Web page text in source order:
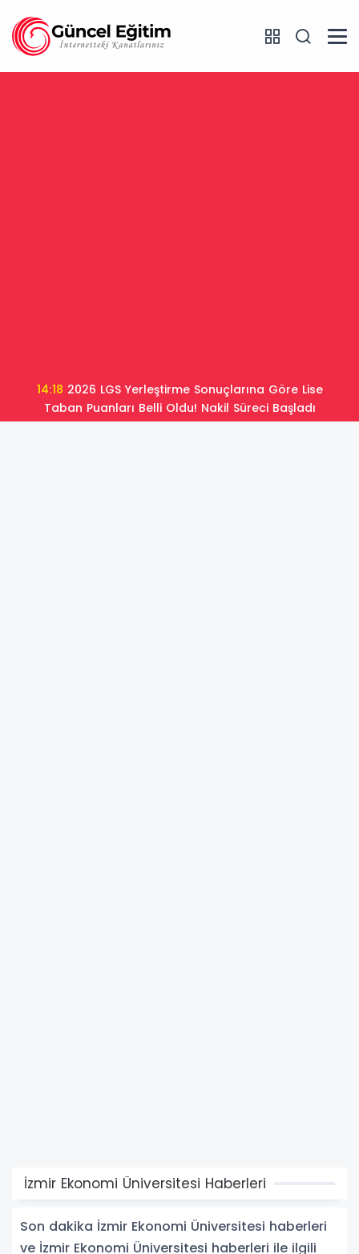
14:18
Taban Puanları Belli Oldu! Nakil Süreci Başladı
İzmir Ekonomi Üniversitesi Haberleri
Son dakika İzmir Ekonomi Üniversitesi haberleri
ve İzmir Ekonomi Üniversitesi haberleri ile ilgili